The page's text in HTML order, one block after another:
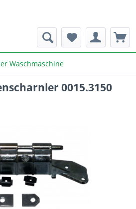
Waschmaschine
0015.3150